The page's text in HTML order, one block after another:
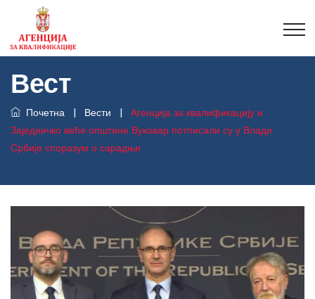
Вест
Почетна | Вести |
Агенција за квалификацију и
Заједничко веће општине Вуковар потписали су у Влади
Србије споразум о сарадњи